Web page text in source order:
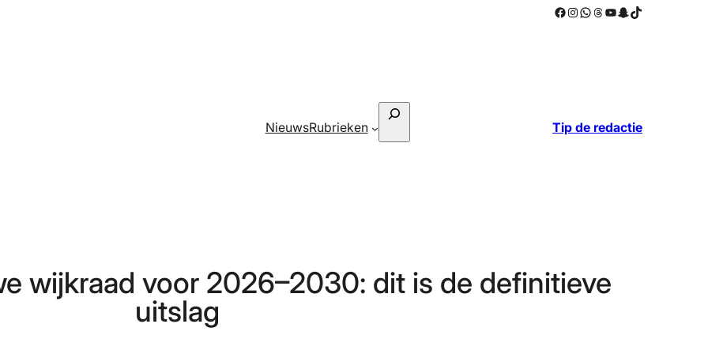
Facebook
Instagram
WhatsApp
Threads
YouTube
Snapchat
TikTok
NieuwsRubrieken
Zoeken
Tip de redactie
wijkraad voor 2026–2030: dit is de definitieve
uitslag